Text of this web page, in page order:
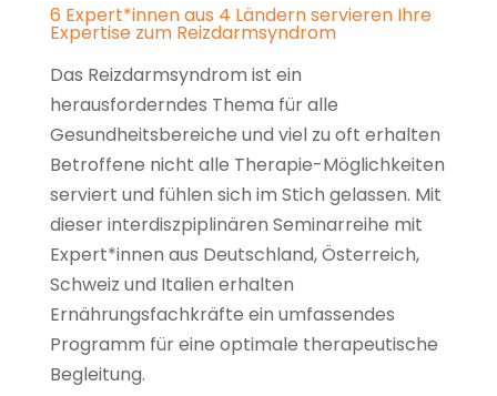
6 Expert*innen aus 4 Ländern servieren Ihre
Expertise zum Reizdarmsyndrom
Das Reizdarmsyndrom ist ein
herausforderndes Thema für alle
Gesundheitsbereiche und viel zu oft erhalten
Betroffene nicht alle Therapie-Möglichkeiten
serviert und fühlen sich im Stich gelassen. Mit
dieser interdiszpiplinären Seminarreihe mit
Expert*innen aus Deutschland, Österreich,
Schweiz und Italien erhalten
Ernährungsfachkräfte ein umfassendes
Programm für eine optimale therapeutische
Begleitung.